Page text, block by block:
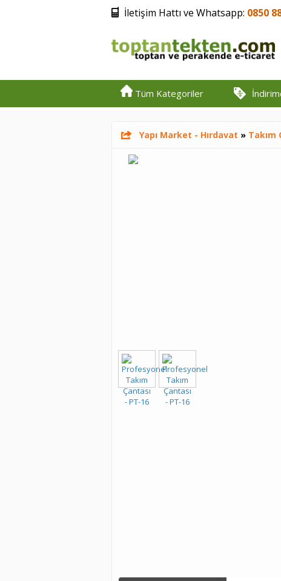
İletişim Hattı ve Whatsapp: 0850
Tüm Kategoriler
Yapı Market - Hırdavat » Takım